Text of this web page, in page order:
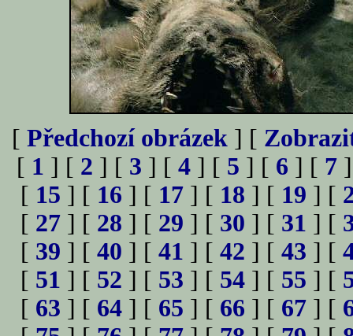
[ Předchozí obrázek ] [
[ 1 ] [ 2 ] [ 3 ] [ 4 ] [ 5 ] [ 6 ] [ 7
[ 15 ] [ 16 ] [ 17 ] [ 18 ] [ 19 ] [
[ 27 ] [ 28 ] [ 29 ] [ 30 ] [ 31 ] [
[ 39 ] [ 40 ] [ 41 ] [ 42 ] [ 43 ] [
[ 51 ] [ 52 ] [ 53 ] [ 54 ] [ 55 ] [
[ 63 ] [ 64 ] [ 65 ] [ 66 ] [ 67 ] [